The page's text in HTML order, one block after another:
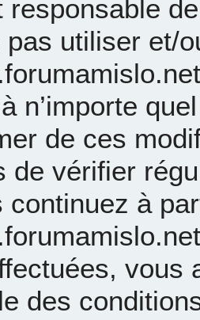
responsable
utiliser et/
n’importe
de ces
de vérifier
continuez à
vous
des